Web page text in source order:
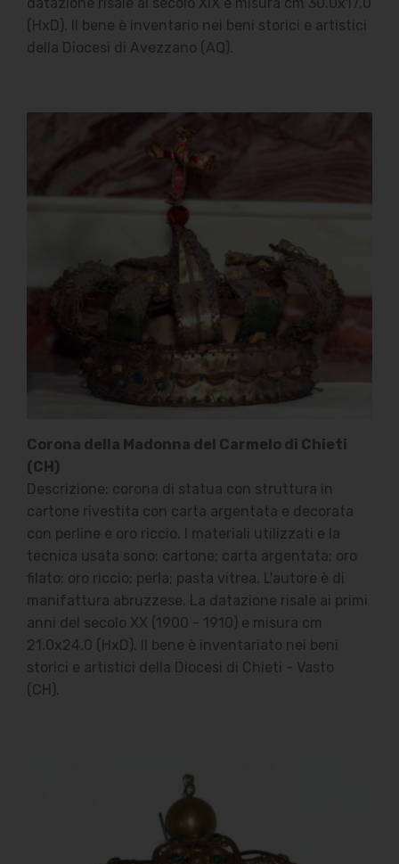
(HxD). Il bene è inventario nei beni storici e artistici
della Diocesi di Avezzano (AQ).
Corona della Madonna del Carmelo di Chieti
(CH)
Descrizione: corona di statua con struttura in
cartone rivestita con carta argentata e decorata
con perline e oro riccio. I materiali utilizzati e la
tecnica usata sono: cartone; carta argentata; oro
filato; oro riccio; perla; pasta vitrea. L'autore è di
manifattura abruzzese. La datazione risale ai primi
anni del secolo XX (1900 - 1910) e misura cm
21.0x24.0 (HxD). Il bene è inventariato nei beni
storici e artistici della Diocesi di Chieti - Vasto
(CH).